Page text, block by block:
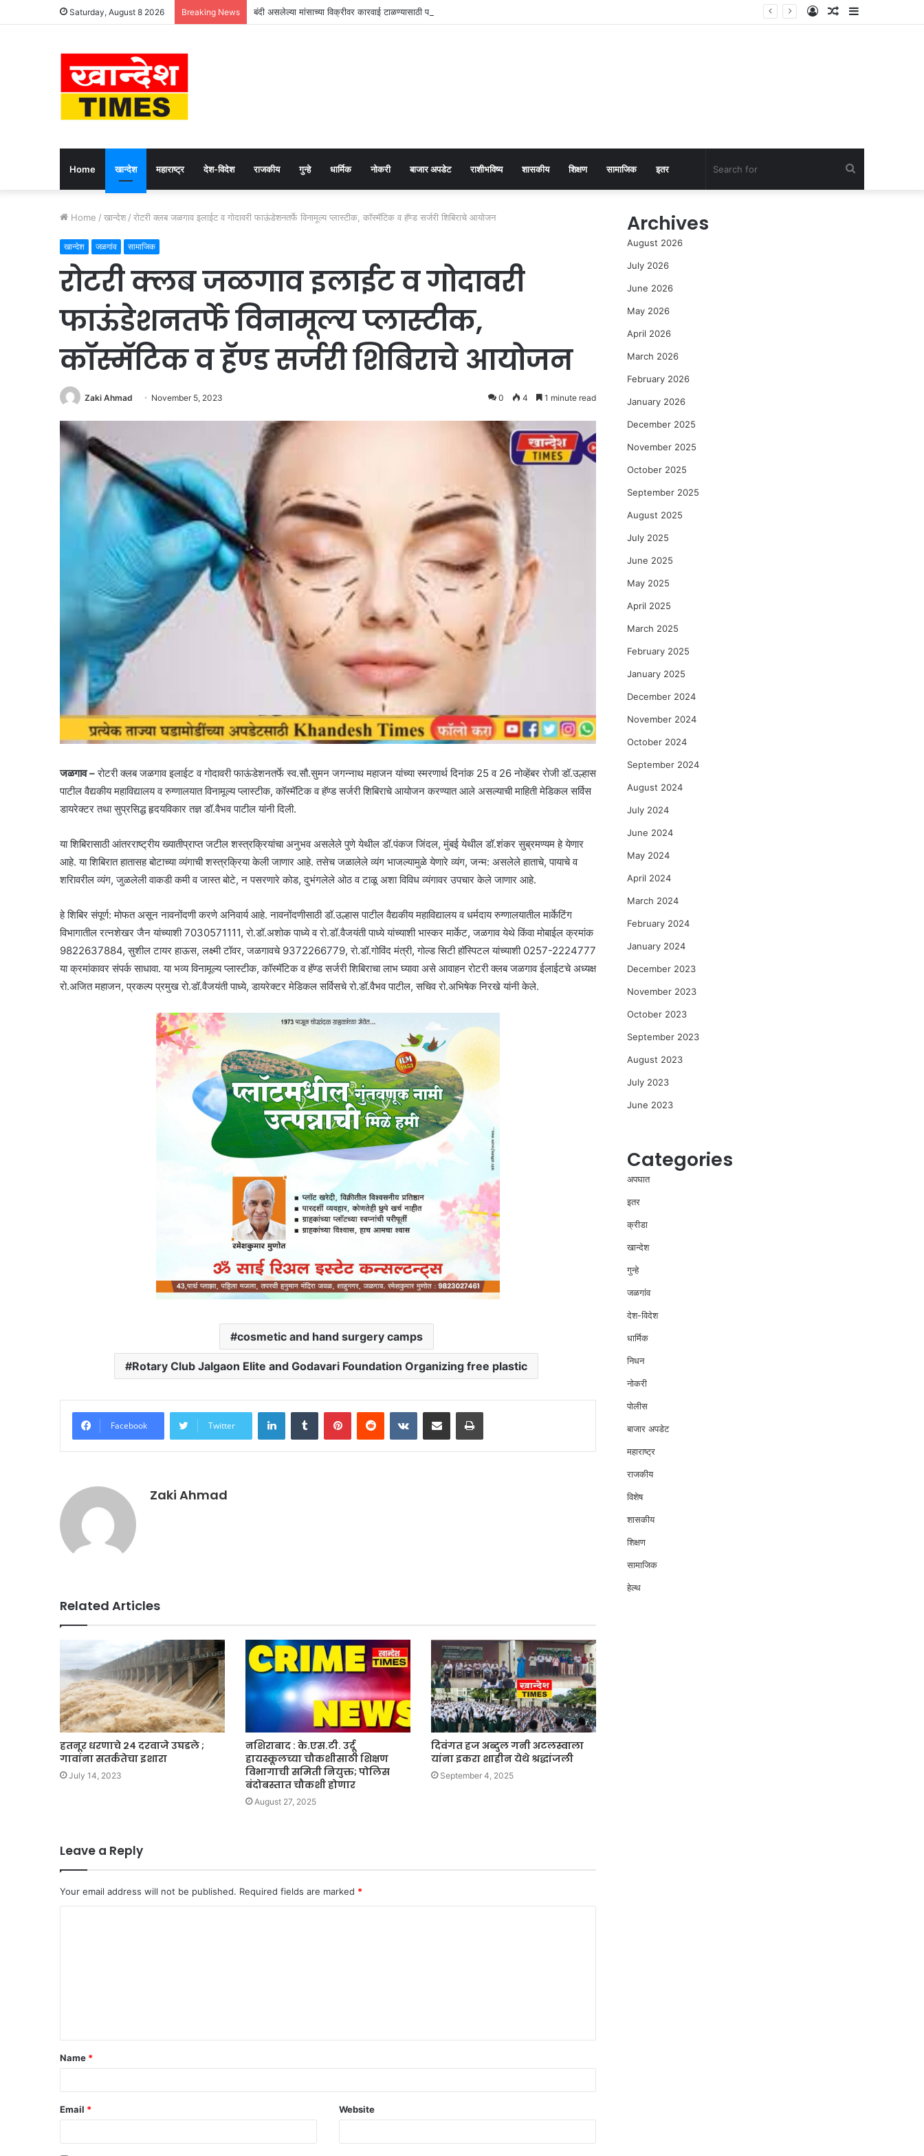
Saturday, August 8 2026 Breaking News बंदी असलेल्या मांसाच्या विक्रीवर कारवाई टाळण्यासाठी पाच लाखांची मागणी Sidebar
Random
Log
Home खान्देश महाराष्ट्र देश-विदेश राजकीय गुन्हे धार्मिक नोकरी बाजार अपडेट राशीभविष्य शासकीय शिक्षण सामाजिक इतर
Home / खान्देश / रोटरी क्‍लब जळगाव इलाईट व गोदावरी फाऊंडेशनतर्फे विनामूल्य प्लास्टीक, कॉस्मॅटिक व हॅण्ड सर्जरी शिबिराचे आयोजन
खान्देश जळगांव सामाजिक
रोटरी क्‍लब जळगाव इलाईट व गोदावरी
फाऊंडेशनतर्फे विनामूल्य प्लास्टीक,
कॉस्मॅटिक व हॅण्ड सर्जरी शिबिराचे आयोजन
Zaki Ahmad November 5, 2023 0 4 1 minute read
जळगाव –रोटरी क्‍लब जळगाव इलाईट व गोदावरी फाऊंडेशनतर्फे स्व.सौ.सुमन जगन्नाथ महाजन यांच्या स्मरणार्थ दिनांक 25 व 26 नोव्हेंबर रोजी डॉ.उल्हास
पाटील वैद्यकीय महाविद्यालय व रुग्णालयात विनामूल्य प्लास्टीक, कॉस्मॅटिक व हॅण्ड सर्जरी शिबिराचे आयोजन करण्यात आले असल्याची माहिती मेडिकल सर्विस
डायरेक्टर तथा सुप्रसिद्ध हृदयविकार तज्ञ डॉ.वैभव पाटील यांनी दिली.
या शिबिरासाठी आंतरराष्ट्रीय ख्यातीप्राप्त जटील शस्त्रक्रियांचा अनुभव असलेले पुणे येथील डॉ.पंकज जिंदल, मुंबई येथील डॉ.शंकर सुब्रमण्यम हे येणार
आहे. या शिबिरात हातासह बोटाच्या व्यंगाची शस्त्रक्रिया केली जाणार आहे. तसेच जळालेले व्यंग भाजल्यामुळे येणारे व्यंग, जन्म: असलेले हाताचे, पायाचे व
शरिावरील व्यंग, जुळलेली वाकडी कमी व जास्त बोटे, न पसरणारे कोड, दुभंगलेले ओठ व टाळू अशा विविध व्यंगावर उपचार केले जाणार आहे.
हे शिबिर संपूर्ण: मोफत असून नावनोंदणी करणे अनिवार्य आहे. नावनोंदणीसाठी डॉ.उल्हास पाटील वैद्यकीय महाविद्यालय व धर्मदाय रुग्णालयातील मार्केटिंग
विभागातील रत्नशेखर जैन यांच्याशी 7030571111, रो.डॉ.अशोक पाध्ये व रो.डॉ.वैजयंती पाध्ये यांच्याशी भास्कर मार्केट, जळगाव येथे किंवा मोबाईल क्रमांक
9822637884, सुशील टायर हाऊस, लक्ष्मी टॉवर, जळगावचे 9372266779, रो.डॉ.गोविंद मंत्री, गोल्ड सिटी हॉस्पिटल यांच्याशी 0257-2224777
या क्रमांकावर संपर्क साधावा. या भव्य विनामूल्य प्लास्टीक, कॉस्मॅटिक व हॅण्ड सर्जरी शिबिराचा लाभ घ्यावा असे आवाहन रोटरी क्‍लब जळगाव ईलाईटचे अध्यक्ष
रो.अजित महाजन, प्रकल्प प्रमुख रो.डॉ.वैजयंती पाध्ये, डायरेक्टर मेडिकल सर्विसचे रो.डॉ.वैभव पाटील, सचिव रो.अभिषेक निरखे यांनी केले.
cosmetic and hand surgery camps
Rotary Club Jalgaon Elite and Godavari Foundation Organizing free plastic
Facebook Twitter
LinkedInTumblr PinterestReddit VKontakteShare via Email Print
Zaki Ahmad
Related Articles
हतनूर धरणाचे २४ दरवाजे उघडले ;
गावांना सतर्कतेचा इशारा
July 14, 2023
नशिराबाद : के.एस.टी. उर्दू
हायस्कूलच्या चौकशीसाठी शिक्षण
विभागाची समिती नियुक्त; पोलिस
बंदोबस्तात चौकशी होणार
August 27, 2025
दिवंगत हज अब्दुल गनी अटलस्वाला
यांना इकरा शाहीन येथे श्रद्धांजली
September 4, 2025
Leave a Reply
Your email address will not be published. Required fields are marked *
t
*
Name *
Email * Website
Archives
August 2026
July 2026
June 2026
May 2026
April 2026
March 2026
February 2026
January 2026
December 2025
November 2025
October 2025
September 2025
August 2025
July 2025
June 2025
May 2025
April 2025
March 2025
February 2025
January 2025
December 2024
November 2024
October 2024
September 2024
August 2024
July 2024
June 2024
May 2024
April 2024
March 2024
February 2024
January 2024
December 2023
November 2023
October 2023
September 2023
August 2023
July 2023
June 2023
Categories
अपघात
इतर
क्रीडा
खान्देश
गुन्हे
जळगांव
देश-विदेश
धार्मिक
निधन
नोकरी
पोलीस
बाजार अपडेट
महाराष्ट्र
राजकीय
विशेष
शासकीय
शिक्षण
सामाजिक
हेल्थ